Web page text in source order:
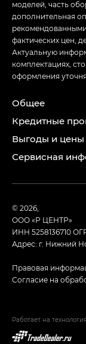
моделей, часть
дополнительная
фактических цен,
Актуальную
комплектациях,
оформления
Общее
Кредитные
Выгоды и цены
Сервисная
© 2026,
ООО «Р ЦЕНТР»
ИНН 5258136710
Адрес: г. Нижний
Правовая
Согласие на
Работает на